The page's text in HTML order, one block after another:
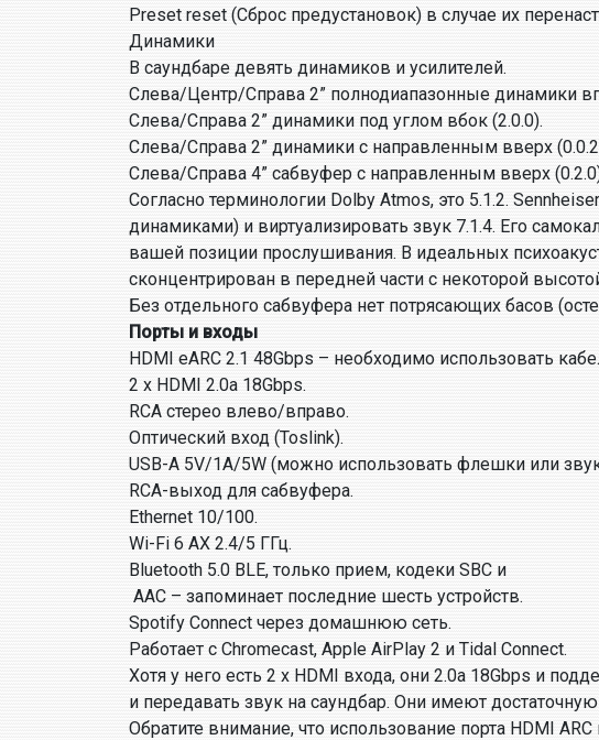
Preset reset (Сброс предустановок) в случае их
Динамики
В саундбаре девять динамиков и усилителей.
Слева/Центр/Справа 2” полнодиапазонные динамики
Слева/Справа 2” динамики под углом вбок (2.0.0).
Слева/Справа 2” динамики с направленным вверх
Слева/Справа 4” сабвуфер с направленным вверх
Согласно терминологии Dolby Atmos, это 5.1.2.
динамиками) и виртуализировать звук 7.1.4. Его
вашей позиции прослушивания. В идеальных
сконцентрирован в передней части с некоторой
Без отдельного сабвуфера нет потрясающих басов
Порты и входы
HDMI eARC 2.1 48Gbps – необходимо использовать
2 x HDMI 2.0a 18Gbps.
RCA стерео влево/вправо.
Оптический вход (Toslink).
USB-A 5V/1A/5W (можно использовать флешки или
RCA-выход для сабвуфера.
Ethernet 10/100.
Wi-Fi 6 AX 2.4/5 ГГц.
Bluetooth 5.0 BLE, только прием, кодеки SBC и
AAC – запоминает последние шесть устройств.
Spotify Connect через домашнюю сеть.
Работает с Chromecast, Apple AirPlay 2 и Tidal Connect.
Хотя у него есть 2 x HDMI входа, они 2.0a 18Gbps и
и передавать звук на саундбар. Они имеют
Обратите внимание, что использование порта HDMI